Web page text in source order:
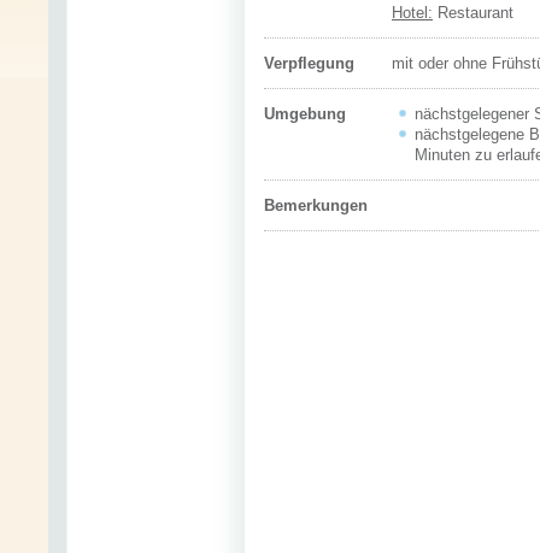
Hotel: Restaurant
Verpflegung mit oder ohne
Umgebung
nächstgelegener
nächstgelegene
Minuten zu
Bemerkungen